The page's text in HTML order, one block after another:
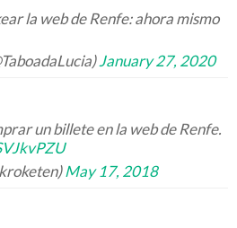
la web de Renfe: ahora mismo
January 27, 2020
un billete en la web de Renfe.
May 17, 2018